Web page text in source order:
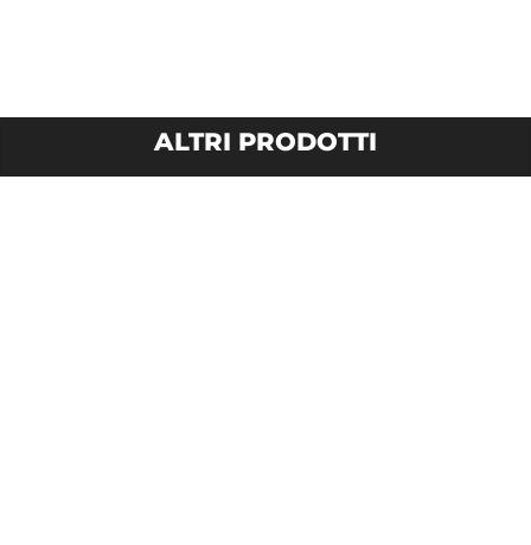
ALTRI PRODOTTI